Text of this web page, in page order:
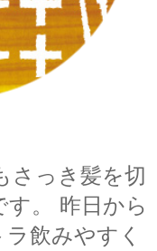
さっき髪を切
。 昨日から
飲みやすく